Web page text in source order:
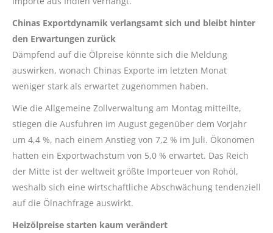
Chinas Exportdynamik verlangsamt sich und bleibt hinter
den Erwartungen zurück
Dämpfend auf die Ölpreise könnte sich die Meldung
auswirken, wonach Chinas Exporte im letzten Monat
weniger stark als erwartet zugenommen haben.
Wie die Allgemeine Zollverwaltung am Montag mitteilte,
stiegen die Ausfuhren im August gegenüber dem Vorjahr
um 4,4 %, nach einem Anstieg von 7,2 % im Juli. Ökonomen
hatten ein Exportwachstum von 5,0 % erwartet. Das Reich
der Mitte ist der weltweit größte Importeuer von Rohöl,
weshalb sich eine wirtschaftliche Abschwächung tendenziell
auf die Ölnachfrage auswirkt.
Heizölpreise starten kaum verändert